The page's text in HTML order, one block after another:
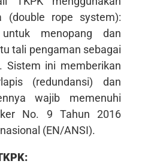
(double rope system):
menopang dan
tali pengaman sebagai
Sistem ini memberikan
(redundansi) dan
wajib memenuhi
No. 9 Tahun 2016
(EN/ANSI).